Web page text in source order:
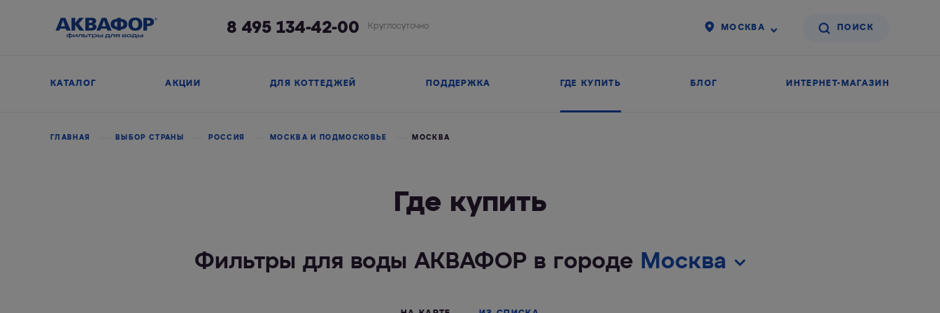
8 495 134-42-00 Круглосуточно МОСКВА
КАТАЛОГ АКЦИИ ДЛЯ КОТТЕДЖЕЙ ПОДДЕРЖКА ГДЕ КУПИТЬ БЛОГ ИНТЕРНЕТ-МАГАЗИН
ГЛАВНАЯ ВЫБОР СТРАНЫ РОССИЯ МОСКВА И ПОДМОСКОВЬЕ МОСКВА
Где купить
Фильтры для воды АКВАФОР в городе Москва